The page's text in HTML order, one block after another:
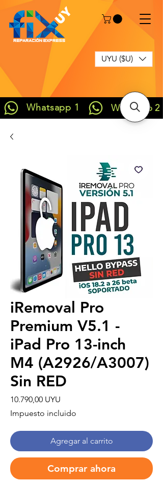
UYU ($U)
Whatsapp 1 Whatsapp 2
iRemoval Pro
Premium V5.1 -
iPad Pro 13-inch
M4 (A2926/A3007)
Sin RED
10.790,00 UYU
Impuesto incluido
Agregar al carrito
Comprar ahora